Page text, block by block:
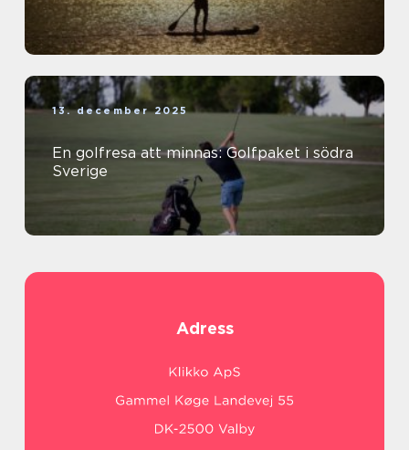
13. december 2025
En golfresa att minnas: Golfpaket i södra
Sverige
Adress